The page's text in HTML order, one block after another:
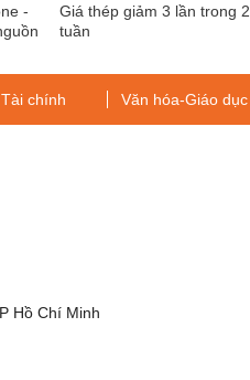
-
Giá thép giảm 3 lần trong 2
tuần
Tài chính Văn hóa-Giáo dục
Hồ Chí Minh